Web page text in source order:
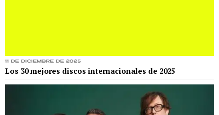
11 de diciembre de 2025
Los 30 mejores discos internacionales de 2025